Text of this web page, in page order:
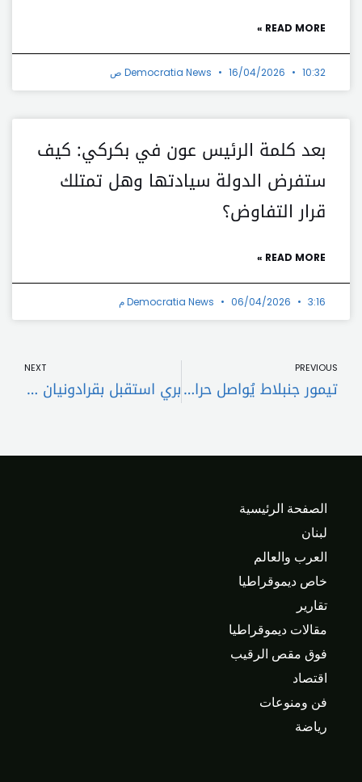
READ MORE »
Democratia News 16/04/2026 10:32 ص
بعد كلمة الرئيس عون في بكركي: كيف
ستفرض الدولة سيادتها وهل تمتلك
قرار التفاوض؟
READ MORE »
Democratia News 06/04/2026 3:16 م
PREVIOUS
تيمور جنبلاط يُواصل حراكه الداخلي.. لإحداث كوّة في جدار الأزمة
NEXT
بري استقبل بقرادونيان ومحافظ بيروت
الصفحة الرئيسية
لبنان
العرب والعالم
خاص ديموقراطيا
تقارير
مقالات ديموقراطيا
فوق مقص الرقيب
اقتصاد
فن ومنوعات
رياضة